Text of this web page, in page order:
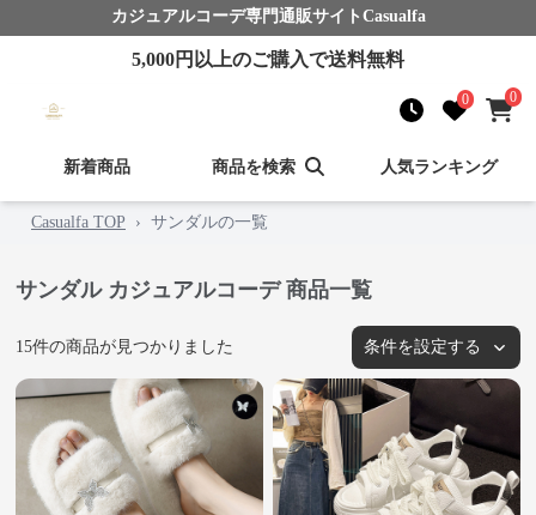
カジュアルコーデ専門通販サイト Casualfa
5,000円以上のご購入で送料無料
0 0
新着商品 商品を検索 人気ランキング
Casualfa TOP › サンダルの一覧
サンダル カジュアルコーデ 商品一覧
15件の商品が見つかりました 条件を設定する